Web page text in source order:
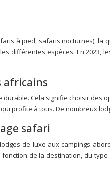
à pied, safaris nocturnes),
différentes espèces. En
africains
Cela signifie choisir des
profite à tous. De nombreux
safari
de luxe aux campings
de la destination, du